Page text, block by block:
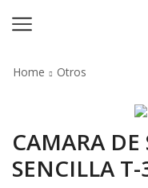
Home Otros
CAMARA DE
SENCILLA